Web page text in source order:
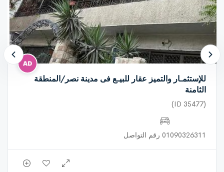
للإستثمـار والتميز عقار للبيـع فى مدينة نصر/المنطقة
الثامنة
(ID 35477)
01090326311 رقم التواصل